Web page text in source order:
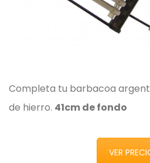
Completa tu barbacoa
de hierro. 41cm de fondo
VER